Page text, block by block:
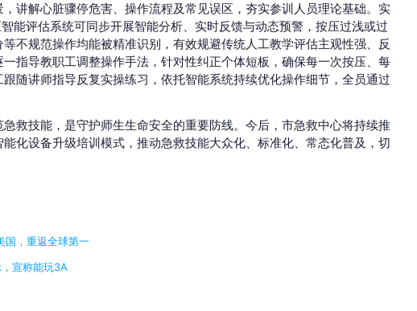
讲解心脏骤停危害、操作流程及常见误区，夯实参训人员理论基础。实
能评估系统可同步开展智能分析、实时反馈与动态预警，按压过浅或过
不规范操作均能被精准识别，有效规避传统人工教学评估主观性强、反
指导教职工调整操作手法，针对性纠正个体短板，确保每一次按压、每
随讲师指导反复实操练习，依托智能系统持续优化操作细节，全员通过
救技能，是守护师生生命安全的重要防线。今后，市急救中心将持续推
化设备升级培训模式，推动急救技能大众化、标准化、常态化普及，切
国，重返全球第一
宣称能玩3A